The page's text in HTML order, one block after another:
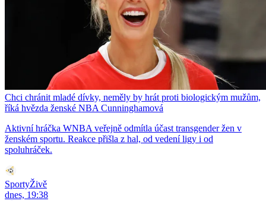
Chci chránit mladé dívky, neměly by hrát proti biologickým mužům,
říká hvězda ženské NBA Cunninghamová
Aktivní hráčka WNBA veřejně odmítla účast transgender žen v
ženském sportu. Reakce přišla z hal, od vedení ligy i od
spoluhráček.
SportyŽivě
dnes, 19:38